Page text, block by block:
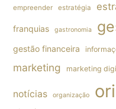
empreender estratégia
franquias gastronomia
gestão financeira
marketing marketing
notícias organização